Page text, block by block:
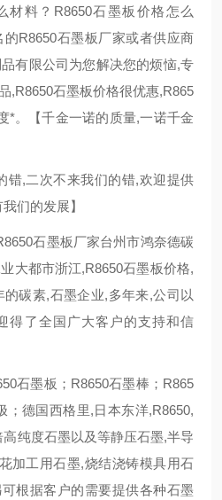
材料？R8650石墨板价格怎么
R8650石墨板厂家或者供应商
有限公司为您解决您的烦恼,专
,R8650石墨板价格很优惠,R865
*。【千金一诺的质量,一诺千金
错,二次不来我们的错,欢迎提供
们的发展】
石墨板厂家台州市鸿奈德碳
大都市浙江,R8650石墨板价格,
碳素,石墨企业,多年来,公司以
得了全国广大客户的支持和信
石墨板；R8650石墨棒；R865
；德国西格里,日本东洋,R8650,
纯度石墨以及等静压石墨,半导
加工用石墨,烧结浇铸模具用石
根据客户的需要提供各种石墨